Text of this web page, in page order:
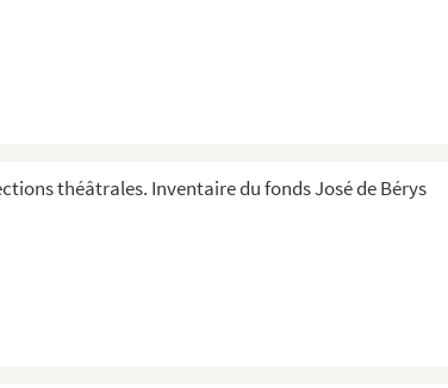
théâtrales. Inventaire du fonds José de Bérys